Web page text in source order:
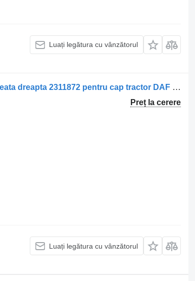
Luați legătura cu vânzătorul
Altă componentă a cabinei Suport proiector ceata dreapta 2311872 pentru cap tractor DAF XG
Preț la cerere
Luați legătura cu vânzătorul